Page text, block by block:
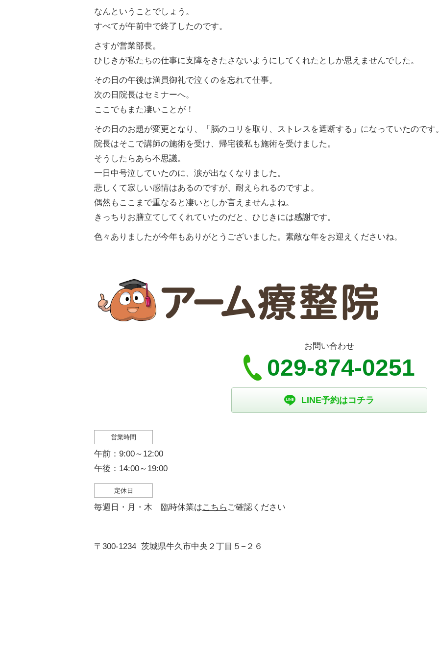
なんということでしょう。
すべてが午前中で終了したのです。
さすが営業部長。
ひじきが私たちの仕事に支障をきたさないようにしてくれたとしか思えませんでした。
その日の午後は満員御礼で泣くのを忘れて仕事。
次の日院長はセミナーへ。
ここでもまた凄いことが！
その日のお題が変更となり、「脳のコリを取り、ストレスを遮断する」になっていたのです
院長はそこで講師の施術を受け、帰宅後私も施術を受けました。
そうしたらあら不思議。
一日中号泣していたのに、涙が出なくなりました。
悲しくて寂しい感情はあるのですが、耐えられるのですよ。
偶然もここまで重なると凄いとしか言えませんよね。
きっちりお膳立てしてくれていたのだと、ひじきには感謝です。
色々ありましたが今年もありがとうございました。素敵な年をお迎えくださいね。
お問い合わせ
029-874-0251
LINE予約はコチラ
営業時間
午前：9:00～12:00
午後：14:00～19:00
定休日
毎週日・月・木 臨時休業はこちら ご確認ください
〒300-1234 茨城県牛久市中央２丁目５−２６